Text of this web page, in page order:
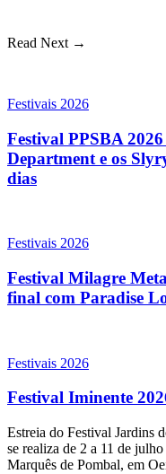
Read Next →
Festivais 2026
Festival PPSBA
Department e os
dias
Festivais 2026
Festival Milagre
final com Paradise
Festivais 2026
Festival Iminente
Estreia do Festival Jardins
se realiza de 2 a 11 de
Marquês de Pombal, em